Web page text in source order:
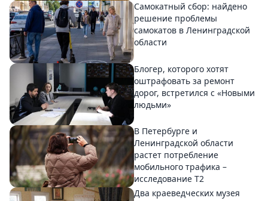
Самокатный сбор: найдено
решение проблемы
самокатов в Ленинградской
области
Блогер, которого хотят
оштрафовать за ремонт
дорог, встретился с «Новыми
людьми»
В Петербурге и
Ленинградской области
растет потребление
мобильного трафика –
исследование T2
Два краеведческих музея